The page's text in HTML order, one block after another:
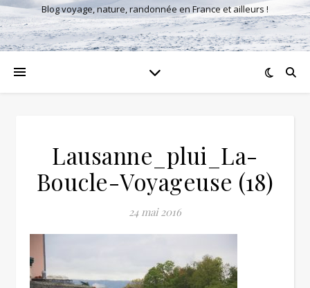
Blog voyage, nature, randonnée en France et ailleurs !
Lausanne_plui_La-
Boucle-Voyageuse (18)
24 mai 2016